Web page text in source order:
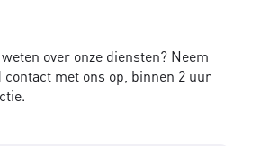
over onze diensten? Neem
met ons op, binnen 2 uur